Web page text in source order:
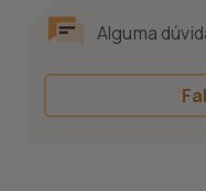
Alguma